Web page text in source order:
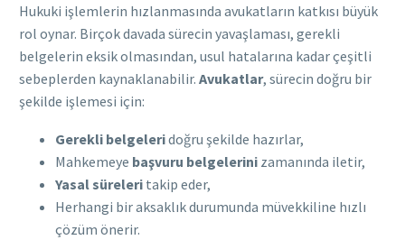
Hukuki işlemlerin hızlanmasında avukatların katkısı büyük
rol oynar. Birçok davada sürecin yavaşlaması, gerekli
belgelerin eksik olmasından, usul hatalarına kadar çeşitli
sebeplerden kaynaklanabilir. Avukatlar, sürecin doğru bir
şekilde işlemesi için:
Gerekli belgeleridoğru şekilde hazırlar,
Mahkemeye başvuru belgelerini zamanında iletir,
Yasal süreleri takip eder,
Herhangi bir aksaklık durumunda müvekkiline hızlı
çözüm önerir.